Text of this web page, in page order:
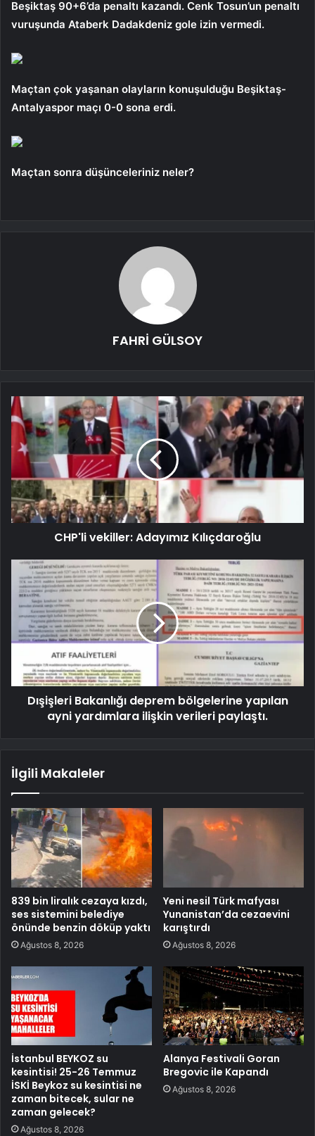
Beşiktaş 90+6’da penaltı kazandı. Cenk Tosun’un penaltı
vuruşunda Ataberk Dadakdeniz gole izin vermedi.
Maçtan çok yaşanan olayların konuşulduğu Beşiktaş-
Antalyaspor maçı 0-0 sona erdi.
Maçtan sonra düşünceleriniz neler?
FAHRİ GÜLSOY
CHP'li vekiller: Adayımız Kılıçdaroğlu
Dışişleri Bakanlığı deprem bölgelerine yapılan
ayni yardımlara ilişkin verileri paylaştı.
İlgili Makaleler
839 bin liralık cezaya kızdı,
ses sistemini belediye
önünde benzin döküp yaktı
Ağustos 8, 2026
Yeni nesil Türk mafyası
Yunanistan’da cezaevini
karıştırdı
Ağustos 8, 2026
İstanbul BEYKOZ su
kesintisi! 25-26 Temmuz
İSKİ Beykoz su kesintisi ne
zaman bitecek, sular ne
zaman gelecek?
Ağustos 8, 2026
Alanya Festivali Goran
Bregovic ile Kapandı
Ağustos 8, 2026